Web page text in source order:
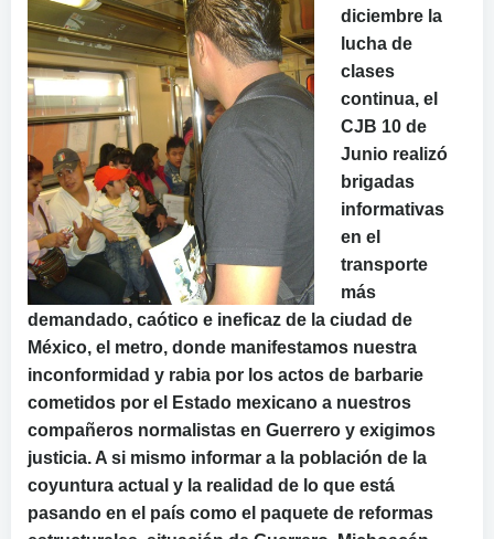
diciembre la
lucha de
clases
continua, el
CJB 10 de
Junio realizó
brigadas
informativas
en el
transporte
más
demandado, caótico e ineficaz de la ciudad de
México, el metro, donde manifestamos nuestra
inconformidad y rabia por los actos de barbarie
cometidos por el Estado mexicano a nuestros
compañeros normalistas en Guerrero y exigimos
justicia. A si mismo informar a la población de la
coyuntura actual y la realidad de lo que está
pasando en el país como el paquete de reformas